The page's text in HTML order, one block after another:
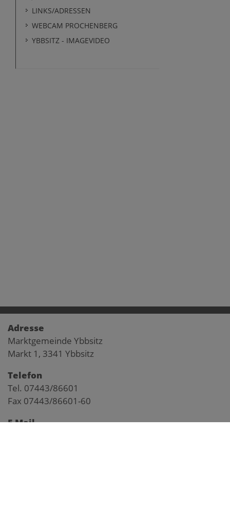
Adresse
Marktgemeinde Ybbsitz
Markt 1, 3341 Ybbsitz
Telefon
Tel. 07443/86601
Fax 07443/86601-60
E-Mail